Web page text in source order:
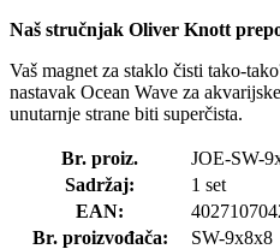
Naš stručnjak Oliver Knott
Vaš magnet za staklo čisti tako-
nastavak Ocean Wave za
unutarnje strane biti superčista.
Br. proiz.
JOE-SW-
Sadržaj:
1 set
EAN:
Br. proizvođača:
SW-9x8x8